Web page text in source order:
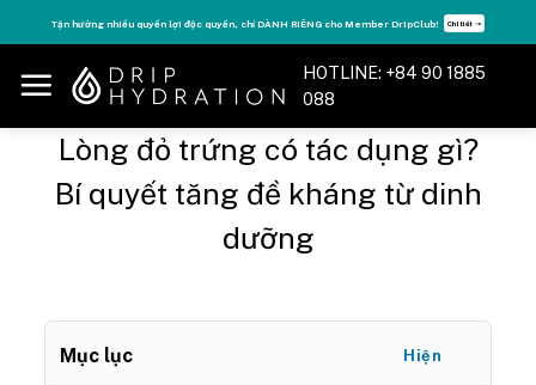
to
content
DripClub! Chi tiết ➝ Tăng năng lượng - sống đỉnh cao với thẻ Vitamin Drip
HOTLINE: +84 90 1885
088
Lòng đỏ trứng có tác dụng gì?
Bí quyết tăng đề kháng từ dinh
dưỡng
Mục lục Hiện